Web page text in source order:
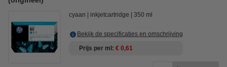
cyaan inkjetcartridge 350 ml
Bekijk de specificaties en omschrijving
Prijs per ml € 0,61